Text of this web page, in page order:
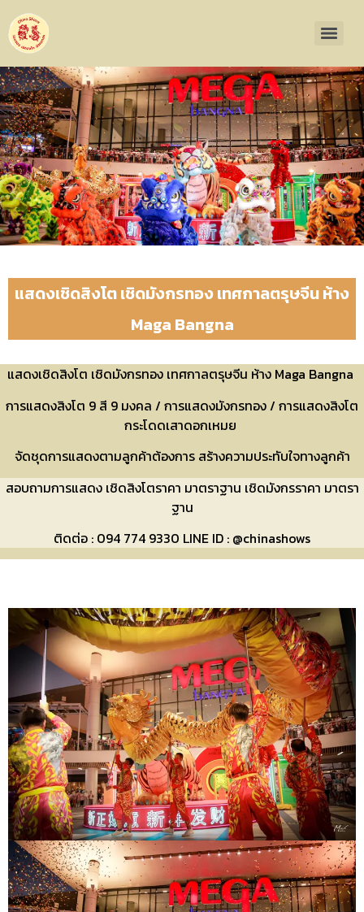
แสดงเชิดสิงโต เชิดมังกรทอง เทศกาลตรุษจีน ห้าง
Maga Bangna
แสดงเชิดสิงโต เชิดมังกรทอง เทศกาลตรุษจีน ห้าง Maga Bangna
การแสดงสิงโต 9 สี 9 มงคล / การแสดงมังกรทอง / การแสดงสิงโต
กระโดดเสาดอกเหมย
จัดชุดการแสดงตามลูกค้าต้องการ สร้างความประทับใจทางลูกค้า
สอบถามการแสดง เชิดสิงโตราคา มาตราฐาน เชิดมังกรราคา มาตรา
ฐาน
ติดต่อ : 094 774 9330 LINE ID : @chinashows